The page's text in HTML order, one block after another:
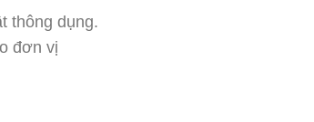
thông dụng.
đơn vị